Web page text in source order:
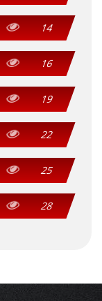
14
16
19
22
25
28